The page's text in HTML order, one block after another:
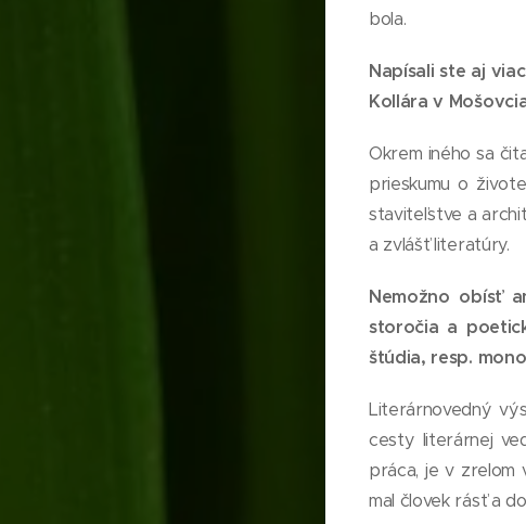
bola.
Napísali ste aj
Kollára v
Okrem iného sa
prieskumu o
staviteľstve a
a zvlášť literatúry.
Nemožno obísť
storočia a
štúdia, resp.
Literárnovedný
cesty literárnej
práca, je v zrelom
mal človek rásť a